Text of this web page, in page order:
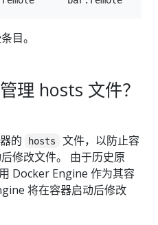
目。
理 hosts 文件？
的 hosts
文件，以防止容
修改文件。 由于历史原
Docker Engine 作为其容
将在容器启动后修改